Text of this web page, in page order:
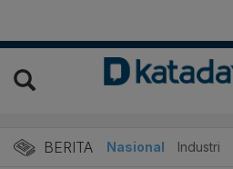
BERITA Nasional Industri